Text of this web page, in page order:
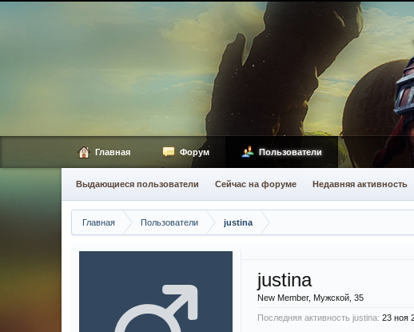
Главная Пользователи justina
justina
New Member, Мужской, 35
Последняя активность justina: 23 ноя
Главная Форум Пользователи
Выдающиеся пользователи Сейчас на форуме Недавняя активность